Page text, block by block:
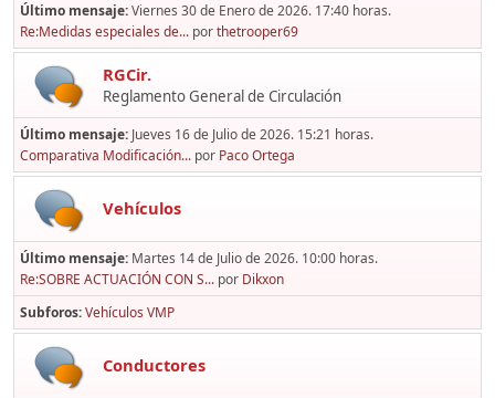
Último mensaje:Viernes 30 de Enero de 2026. 17:40 horas.
Re:Medidas especiales de... porthetrooper69
RGCir.
Reglamento General de Circulación
Último mensaje: Jueves 16 de Julio de 2026. 15:21 horas.
Comparativa Modificación... por Paco Ortega
Vehículos
Último mensaje: Martes 14 de Julio de 2026. 10:00 horas.
Re:SOBRE ACTUACIÓN CON S... por Dikxon
Subforos Vehículos VMP
Conductores